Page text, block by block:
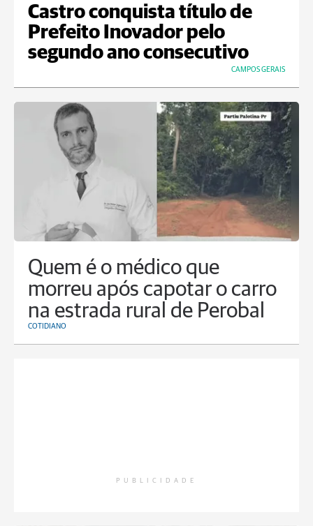
Castro conquista título de
Prefeito Inovador pelo
segundo ano consecutivo
CAMPOS GERAIS
Quem é o médico que
morreu após capotar o carro
na estrada rural de Perobal
COTIDIANO
PUBLICIDADE